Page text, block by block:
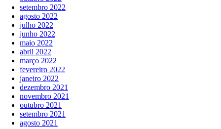
setembro 2022
agosto 2022
julho 2022
junho 2022
maio 2022
abril 2022
março 2022
fevereiro 2022
janeiro 2022
dezembro 2021
novembro 2021
outubro 2021
setembro 2021
agosto 2021